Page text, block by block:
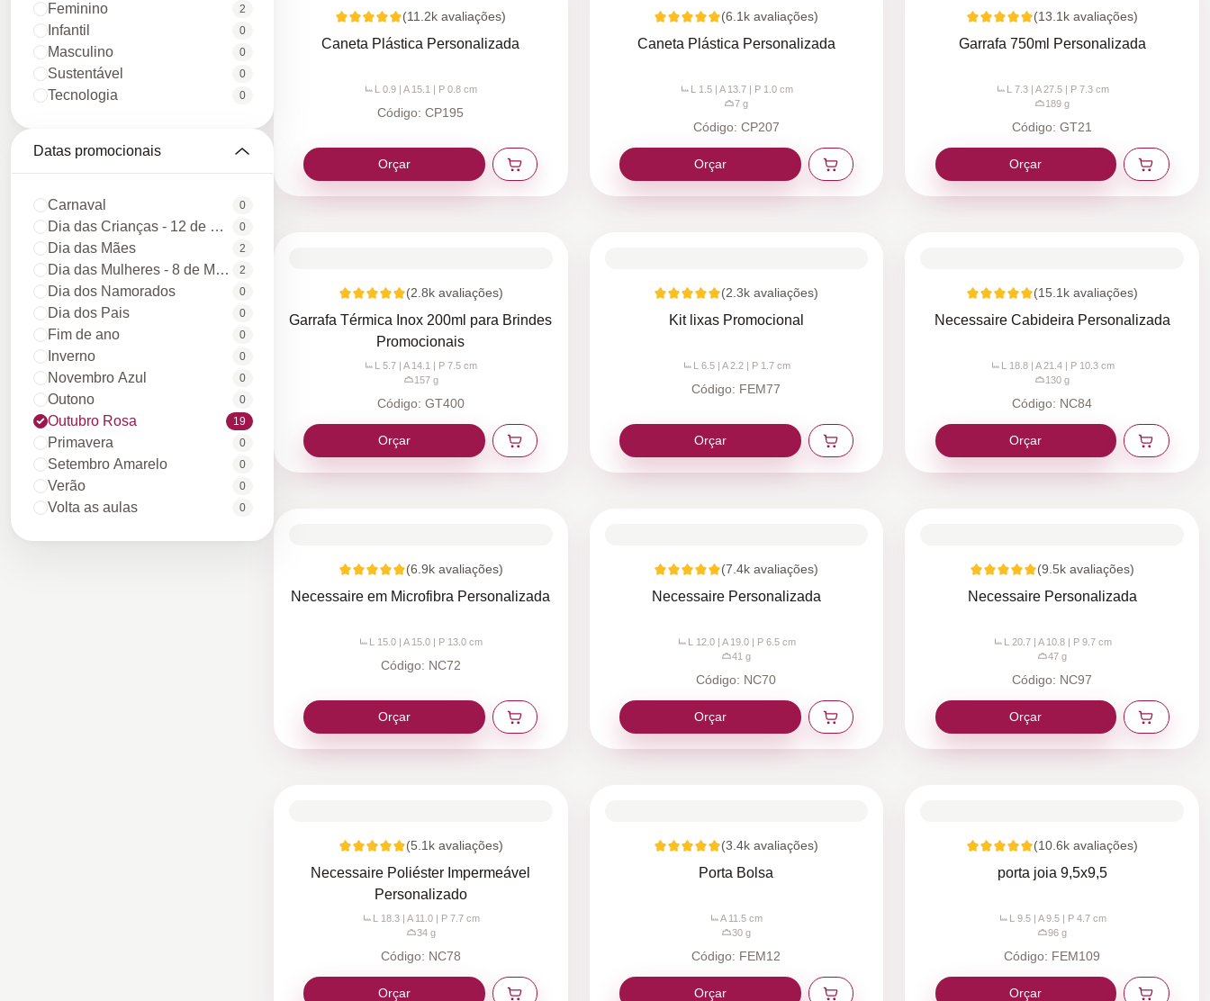
Feminino 2
Infantil 0
Masculino 0
Sustentável 0
Tecnologia 0
Datas promocionais
Carnaval 0
Dia das Crianças - 12 de Outubro
0
Dia das Mães 2
Dia das Mulheres - 8 de Março2
Dia dos Namorados 0
Dia dos Pais 0
Fim de ano 0
Inverno 0
Novembro Azul 0
Outono 0
Outubro Rosa 19
Primavera 0
Setembro Amarelo 0
Verão 0
Volta as aulas 0
(11.2k avaliações)
Caneta Plástica Personalizada
L 0.9 | A 15.1 | P 0.8 cm
Código:CP195
Orçar
(6.1k avaliações)
Caneta Plástica Personalizada
L 1.5 | A 13.7 | P 1.0cm
7 g
Código: CP207
Orçar
(13.1k avaliações)
Garrafa 750ml Personalizada
L 7.3 | A 27.5 | P 7.3cm
189 g
Código:GT21
Orçar
(2.8kavaliações)
Garrafa Térmica Inox 200ml para Brindes
Promocionais
L 5.7 | A 14.1 | P 7.5 cm
157g
Código: GT400
Orçar
(2.3k avaliações)
Kit lixas Promocional
L 6.5 | A 2.2 | P 1.7cm
Código: FEM77
Orçar
(15.1k avaliações)
Necessaire Cabideira Personalizada
L 18.8 | A 21.4 | P 10.3cm
130 g
Código: NC84
Orçar
(6.9kavaliações)
Necessaire em Microfibra Personalizada
L 15.0 | A 15.0 | P 13.0 cm
Código: NC72
Orçar
(7.4k avaliações)
Necessaire Personalizada
L 12.0 | A 19.0 | P 6.5cm
41 g
Código: NC70
Orçar
(9.5k avaliações)
Necessaire Personalizada
L 20.7 | A 10.8 | P 9.7cm
47 g
Código: NC97
Orçar
(5.1kavaliações)
Necessaire Poliéster Impermeável
Personalizado
L 18.3 | A 11.0 | P 7.7cm
34g
Código: NC78
Orçar
(3.4k avaliações)
Porta Bolsa
A 11.5 cm
30 g
Código: FEM12
Orçar
(10.6k avaliações)
porta joia 9,5x9,5
L 9.5 | A 9.5 | P 4.7cm
96 g
Código: FEM109
Orçar